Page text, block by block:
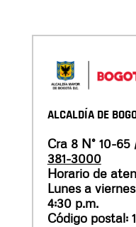
ALCALDÍA DE
Cra 8 N° 10-65
381-3000
Horario de
Lunes a
4:30 p.m.
Código postal: